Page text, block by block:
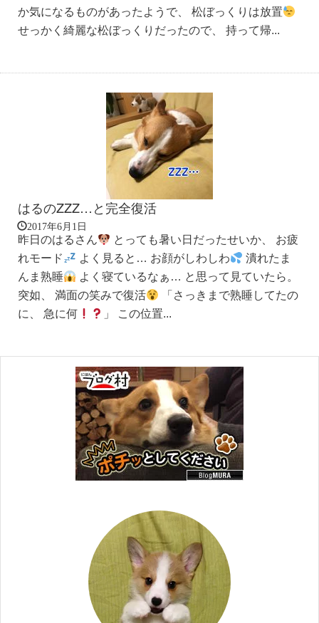
か気になるものがあったようで、 松ぼっくりは放置
せっかく綺麗な松ぼっくりだったので、 持って帰...
はるのZZZ…と完全復活
2017年6月1日
昨日のはるさん
とっても暑い日だったせいか、 お疲
れモード
よく見ると… お顔がしわしわ
潰れたま
んま熟睡
よく寝ているなぁ… と思って見ていたら。
突如、 満面の笑みで復活
「さっきまで熟睡してたの
に、 急に何
」 この位置...